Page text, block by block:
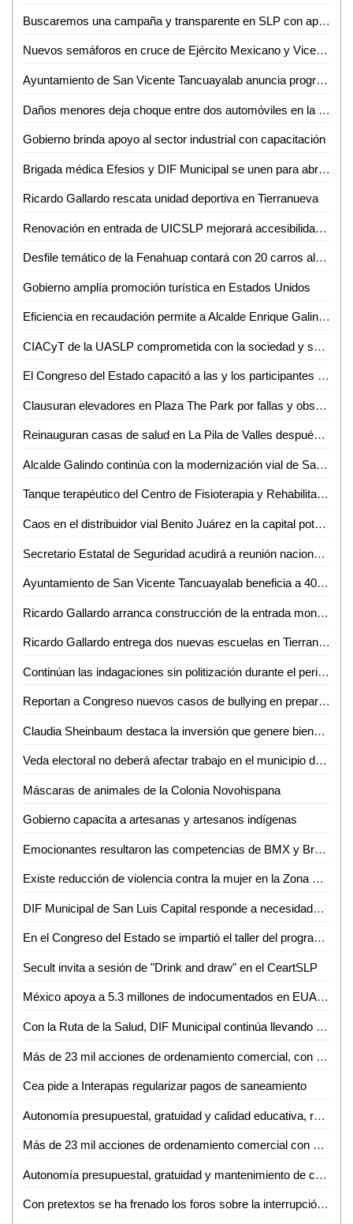
Buscaremos una campaña y transparente en SLP con apoyo de Ruth González: Gilberto Hernández
Nuevos semáforos en cruce de Ejército Mexicano y Vicente C. Salazar de Ciudad Valles
Ayuntamiento de San Vicente Tancuayalab anuncia programa de apoyo para reparación de viviendas
Daños menores deja choque entre dos automóviles en la Valles-Mante
Gobierno brinda apoyo al sector industrial con capacitación
Brigada médica Efesios y DIF Municipal se unen para abrir clínica de salud en San Vicente Tancuayalab
Ricardo Gallardo rescata unidad deportiva en Tierranueva
Renovación en entrada de UICSLP mejorará accesibilidad y seguridad para estudiantes: Vicente Pozos
Desfile temático de la Fenahuap contará con 20 carros alegóricos: Yenifer Ordóñez
Gobierno amplía promoción turística en Estados Unidos
Eficiencia en recaudación permite a Alcalde Enrique Galindo realizar grandes obras, programas y acciones
CIACyT de la UASLP comprometida con la sociedad y su entorno, ofrece servicios con laboratorios únicos a nivel nacional
El Congreso del Estado capacitó a las y los participantes del "Parlamento de las y los jóvenes del estado de San Luis Potosí 2024"
Clausuran elevadores en Plaza The Park por fallas y observaciones de seguridad
Reinauguran casas de salud en La Pila de Valles después de años de abandono
Alcalde Galindo continúa con la modernización vial de San Luis Capital; entregó calles nuevas al norte de la ciudad
Tanque terapéutico del Centro de Fisioterapia y Rehabilitación de la UASLP al servicio de la población potosina
Caos en el distribuidor vial Benito Juárez en la capital potosina
Secretario Estatal de Seguridad acudirá a reunión nacional en el estado de Durango
Ayuntamiento de San Vicente Tancuayalab beneficia a 400 familias con el programa "Techo firme"
Ricardo Gallardo arranca construcción de la entrada monumental en Tierranueva
Ricardo Gallardo entrega dos nuevas escuelas en Tierranueva
Continúan las indagaciones sin politización durante el periodo electoral, asegura Fiscal General
Reportan a Congreso nuevos casos de bullying en preparatoria
Claudia Sheinbaum destaca la inversión que genere bienestar, derechos y una mejor calidad de vida para los mexicanos como clave de la 4T
Veda electoral no deberá afectar trabajo en el municipio de Soledad: Leonor Noyola
Máscaras de animales de la Colonia Novohispana
Gobierno capacita a artesanas y artesanos indígenas
Emocionantes resultaron las competencias de BMX y Break Dance en el Festival Capital Urbano 2024
Existe reducción de violencia contra la mujer en la Zona Huasteca
DIF Municipal de San Luis Capital responde a necesidades de la población potosina
En el Congreso del Estado se impartió el taller del programa de implementación anticorrupción
Secult invita a sesión de "Drink and draw" en el CeartSLP
México apoya a 5.3 millones de indocumentados en EUA: SRE
Con la Ruta de la Salud, DIF Municipal continúa llevando servicios médicos gratuitos a la población vulnerable de La Pila
Más de 23 mil acciones de ordenamiento comercial, con el operativo de calles y avenidas del Gobierno de la Capital
Cea pide a Interapas regularizar pagos de saneamiento
Autonomía presupuestal, gratuidad y calidad educativa, retos que enfrenta la UASLP
Más de 23 mil acciones de ordenamiento comercial con el operativo de calles y avenidas de la Dirección de Comercio
Autonomía presupuestal, gratuidad y mantenimiento de calidad educativa: retos que enfrentará la UASLP en próximo periodo de Rectoría
Con pretextos se ha frenado los foros sobre la interrupción del embarazo: Diputada